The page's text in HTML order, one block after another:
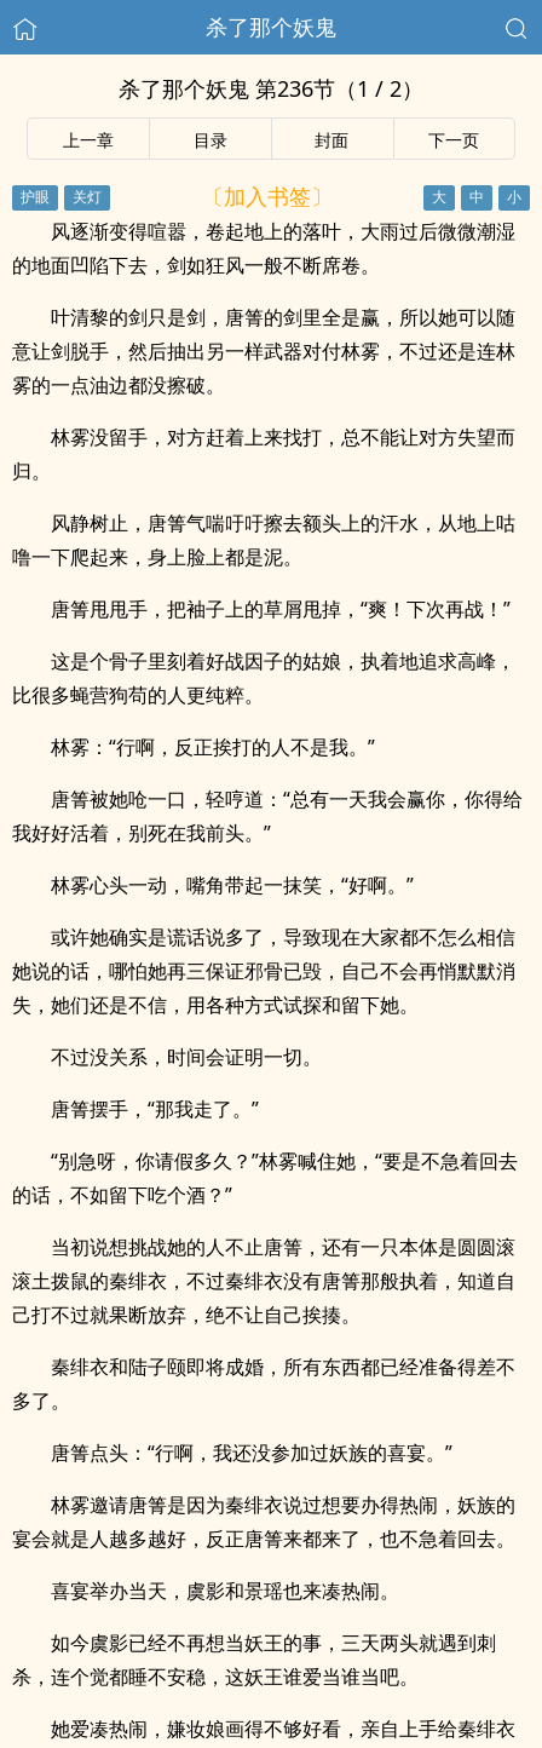
杀了那个妖鬼
杀了那个妖鬼 第236节（1 / 2）
上一章 目录 封面 下一页
〔加入书签〕
风逐渐变得喧嚣，卷起地上的落叶，大雨过后微微潮湿
的地面凹陷下去，剑如狂风一般不断席卷。
叶清黎的剑只是剑，唐箐的剑里全是赢，所以她可以随
意让剑脱手，然后抽出另一样武器对付林雾，不过还是连林
雾的一点油边都没擦破。
林雾没留手，对方赶着上来找打，总不能让对方失望而
归。
风静树止，唐箐气喘吁吁擦去额头上的汗水，从地上咕
噜一下爬起来，身上脸上都是泥。
唐箐甩甩手，把袖子上的草屑甩掉，“爽！下次再战！”
这是个骨子里刻着好战因子的姑娘，执着地追求高峰，
比很多蝇营狗苟的人更纯粹。
林雾：“行啊，反正挨打的人不是我。”
唐箐被她呛一口，轻哼道：“总有一天我会赢你，你得给
我好好活着，别死在我前头。”
林雾心头一动，嘴角带起一抹笑，“好啊。”
或许她确实是谎话说多了，导致现在大家都不怎么相信
她说的话，哪怕她再三保证邪骨已毁，自己不会再悄默默消
失，她们还是不信，用各种方式试探和留下她。
不过没关系，时间会证明一切。
唐箐摆手，“那我走了。”
“别急呀，你请假多久？”林雾喊住她，“要是不急着回去
的话，不如留下吃个酒？”
当初说想挑战她的人不止唐箐，还有一只本体是圆圆滚
滚土拨鼠的秦绯衣，不过秦绯衣没有唐箐那般执着，知道自
己打不过就果断放弃，绝不让自己挨揍。
秦绯衣和陆子颐即将成婚，所有东西都已经准备得差不
多了。
唐箐点头：“行啊，我还没参加过妖族的喜宴。”
林雾邀请唐箐是因为秦绯衣说过想要办得热闹，妖族的
宴会就是人越多越好，反正唐箐来都来了，也不急着回去。
喜宴举办当天，虞影和景瑶也来凑热闹。
如今虞影已经不再想当妖王的事，三天两头就遇到刺
杀，连个觉都睡不安稳，这妖王谁爱当谁当吧。
她爱凑热闹，嫌妆娘画得不够好看，亲自上手给秦绯衣